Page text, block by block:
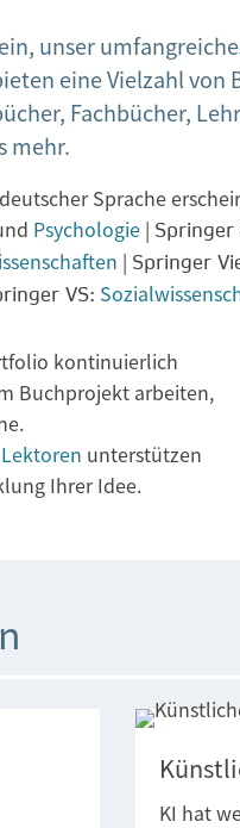
unser
eine Vielzahl
Fachbücher,
mehr.
Sprache
Psychologie | Springer
| Springer
VS:
kontinuierlich
Buchprojekt arbeiten,
unterstützen
Ihrer Idee.
KI hat